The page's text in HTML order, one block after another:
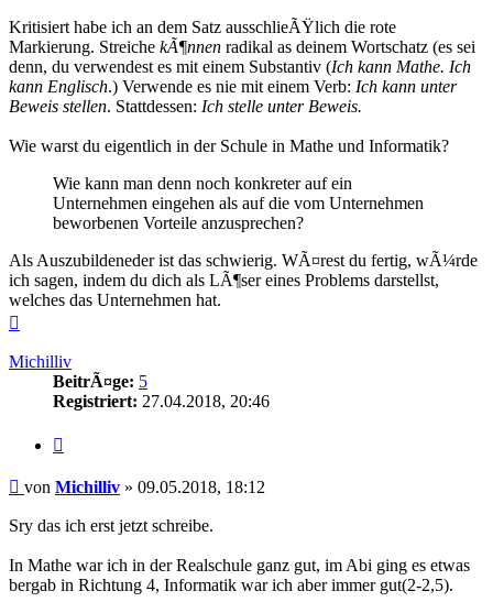
Kritisiert habe ich an dem Satz ausschlieÃŸlich die rote
Markierung. Streiche kÃ¶nnen radikal as deinem Wortschatz (es sei
denn, du verwendest es mit einem Substantiv (Ich kann Mathe. Ich
kann Englisch.) Verwende es nie mit einem Verb: Ich kann unter
Beweis stellen. Stattdessen: Ich stelle unter Beweis.
Wie warst du eigentlich in der Schule in Mathe und Informatik?
Wie kann man denn noch konkreter auf ein
Unternehmen eingehen als auf die vom Unternehmen
beworbenen Vorteile anzusprechen?
Als Auszubildeneder ist das schwierig. WÃ¤rest du fertig, wÃ¼rde
ich sagen, indem du dich als LÃ¶ser eines Problems darstellst,
welches das Unternehmen hat.
Michilliv
BeitrÃ¤ge: 5
Registriert: 27.04.2018, 20:46
Beitrag
von Michilliv » 09.05.2018, 18:12
Sry das ich erst jetzt schreibe.
In Mathe war ich in der Realschule ganz gut, im Abi ging es etwas
bergab in Richtung 4, Informatik war ich aber immer gut(2-2,5).